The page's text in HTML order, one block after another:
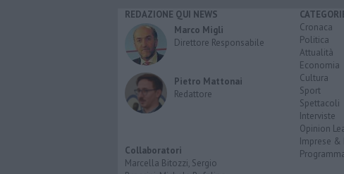
REDAZIONE QUI NEWS
Marco Migli
Direttore Responsabile
Pietro Mattonai
Redattore
Collaboratori
Marcella Bitozzi, Sergio
Cronaca
Politica
Attualità
Economia
Cultura
Sport
Spettacoli
Interviste
Opinion
Imprese &